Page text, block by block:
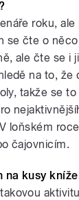
roku, ale
se čte o
ale čte se i
na to, že
takže se
loňském
čajovnicím.
na kusy